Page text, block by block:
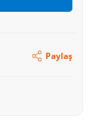
Paylaş